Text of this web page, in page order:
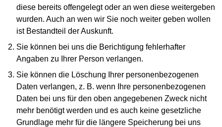
diese bereits offengelegt oder an wen diese weitergeben
wurden. Auch an wen wir Sie noch weiter geben wollen
ist Bestandteil der Auskunft.
Sie können bei uns die Berichtigung fehlerhafter
Angaben zu Ihrer Person verlangen.
Sie können die Löschung Ihrer personenbezogenen
Daten verlangen, z. B. wenn Ihre personenbezogenen
Daten bei uns für den oben angegebenen Zweck nicht
mehr benötigt werden und es auch keine gesetzliche
Grundlage mehr für die längere Speicherung bei uns